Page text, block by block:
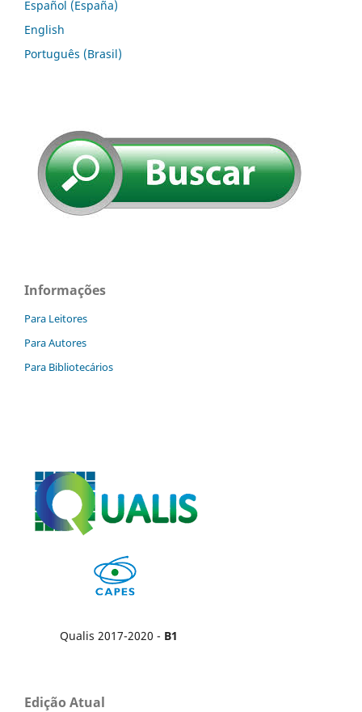
Español (España)
English
Português (Brasil)
Informações
Para Leitores
Para Autores
Para Bibliotecários
Qualis 2017-2020 - B1
Edição Atual